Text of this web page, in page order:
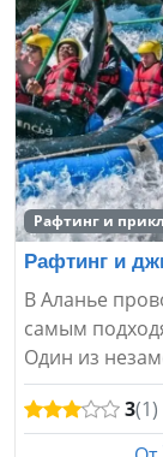
Рафтинг и
Рафтинг и
В Аланье
самым
Один из
3(1)